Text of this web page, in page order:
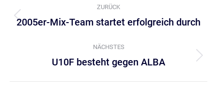
Kommentarnavigation
ZURÜCK
Vorheriger
2005er-Mix-Team startet erfolgreich durch
NÄCHSTES
Nächster
U10F besteht gegen ALBA